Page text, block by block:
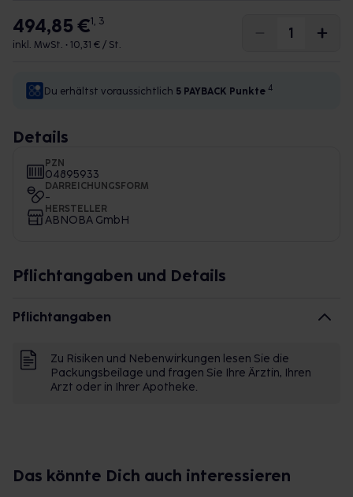
494,85 €1, 3
inkl. MwSt. • 10,31 € / St.
Du erhältst voraussichtlich 5 PAYBACK Punkte 4
Details
PZN
04895933
DARREICHUNGSFORM
-
HERSTELLER
ABNOBA GmbH
Pflichtangaben und Details
Pflichtangaben
Zu Risiken und Nebenwirkungen lesen Sie die
Packungsbeilage und fragen Sie Ihre Ärztin, Ihren
Arzt oder in Ihrer Apotheke.
Das könnte Dich auch interessieren